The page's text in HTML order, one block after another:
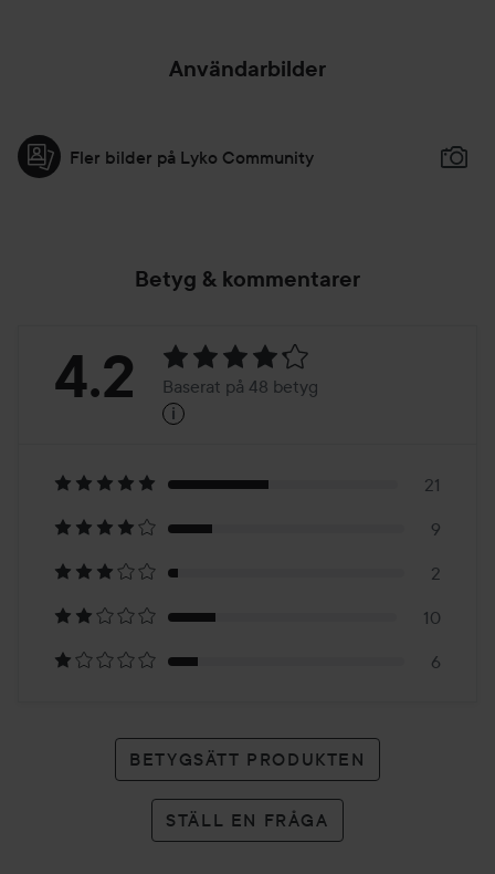
Användarbilder
Fler bilder på Lyko Community
Betyg & kommentarer
Betyg:
Baserat
på
48
betyg
4.2 Baserat på 48 betyg
i
21
9
2
10
6
BETYGSÄTT PRODUKTEN
STÄLL EN FRÅGA